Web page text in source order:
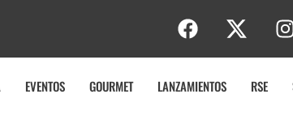
EVENTOS GOURMET LANZAMIENTOS RSE